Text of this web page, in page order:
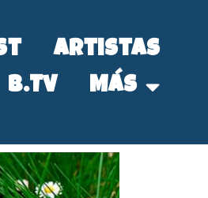
Artistas
B.Tv Más